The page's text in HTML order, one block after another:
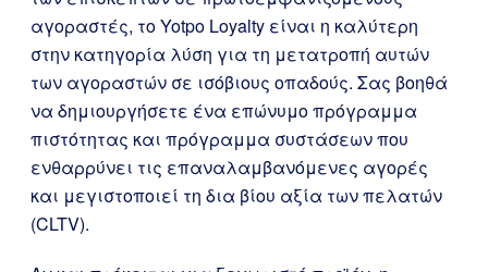
αγοραστές, το Yotpo Loyalty είναι η καλύτερη
στην κατηγορία λύση για τη μετατροπή αυτών
των αγοραστών σε ισόβιους οπαδούς. Σας βοηθά
να δημιουργήσετε ένα επώνυμο πρόγραμμα
πιστότητας και πρόγραμμα συστάσεων που
ενθαρρύνει τις επαναλαμβανόμενες αγορές
και μεγιστοποιεί τη δια βίου αξία των πελατών
(CLTV).